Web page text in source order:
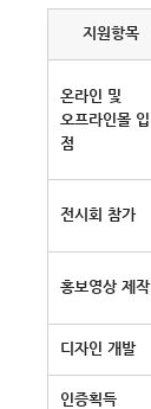
지원항목
온라인 및
오프라인몰 입
점
전시회 참가
홍보영상 제작
디자인 개발
인증획득